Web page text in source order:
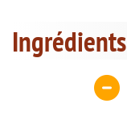
Ingrédients